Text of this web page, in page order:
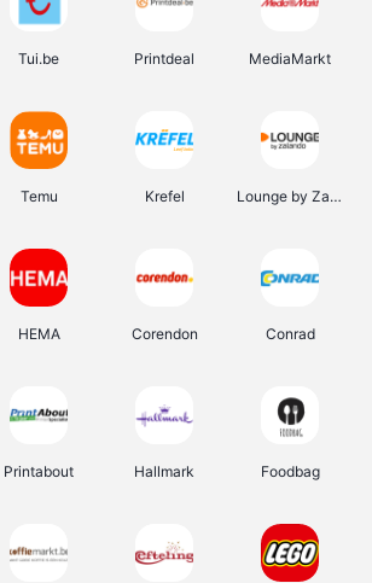
Tui.be Printdeal MediaMarkt
Temu Krefel Lounge by Zalando
HEMA Corendon Conrad
Printabout Hallmark Foodbag